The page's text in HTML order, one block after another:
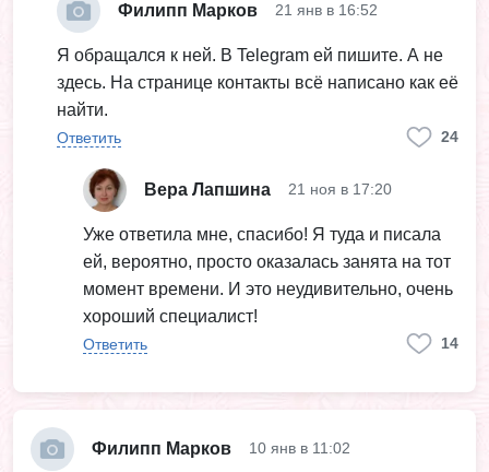
Филипп Марков 21 янв в 16:52
Я обращался к ней. В Telegram ей пишите. А не
здесь. На странице контакты всё написано как её
найти.
Ответить 24
Вера Лапшина 21 ноя в 17:20
Уже ответила мне, спасибо! Я туда и писала
ей, вероятно, просто оказалась занята на тот
момент времени. И это неудивительно, очень
хороший специалист!
Ответить 14
Филипп Марков 10 янв в 11:02